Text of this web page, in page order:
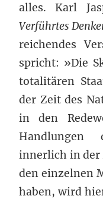
alles. Karl
Verführtes
reichendes
spricht: »Die
totalitären
der Zeit des
in den
Handlungen
innerlich in der
den einzelnen
haben, wird